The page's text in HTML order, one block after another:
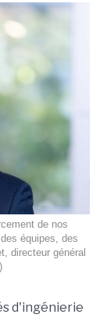
de nos
équipes, des
directeur général
d'ingénierie